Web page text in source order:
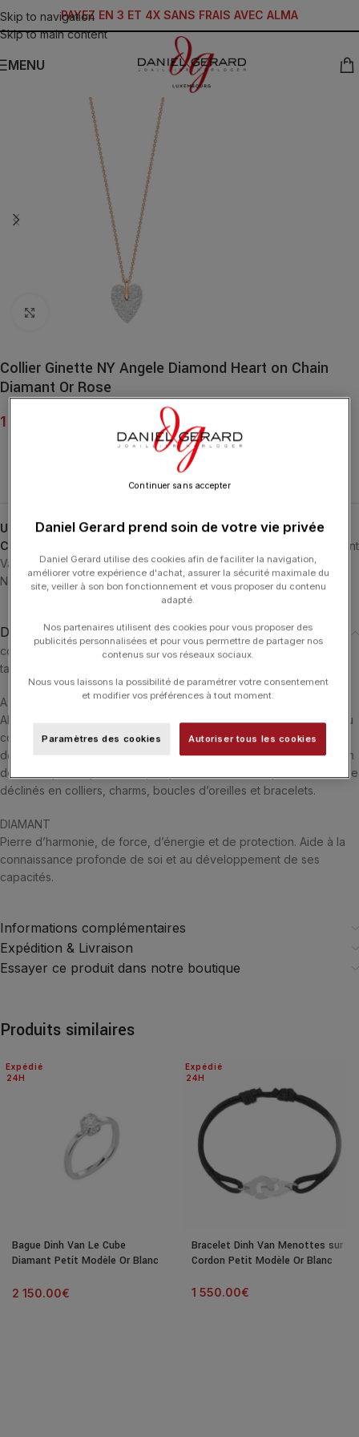
Skip to navigation
Skip to main content
PAYEZ EN 3 ET 4X SANS FRAIS AVEC ALMA
MENU
Click to enlarge
Collier Ginette NY Angele Diamond Heart on Chain
Diamant Or Rose
1 370.00
UGS :
AN3D
Catégories :
Bijoux Saint
Valentin, Colliers, Colliers & Sautoirs, ÉVÈNEMENT, GINETTE NY
Noël
PROMOTIONS, Saint Valentin Twenty, Typologies
Description
collier or rose 18 carats et diamants (0,19 ct), 43 cm
taille du motif : 10 mm
A special place in her heart
ANGELE est le nom d’une femme du village de Frédérique, situé au
cœur des montagnes corses. Un endroit cher à son cœur. La terre
de ses origines. Brute et brûlante. Claire et obscure. Une collection
de cœurs, en onyx et en or, ou pavé de diamants que l’on retrouve
déclinés en colliers, charms, boucles d’oreilles et bracelets.
DIAMANT
Pierre d’harmonie, de force, d’énergie et de protection. Aide à la
connaissance profonde de soi et au développement de ses
capacités.
Informations complémentaires
Expédition & Livraison
Essayer ce produit dans notre boutique
Produits similaires
24H
Expédié
Bague Dinh Van Le Cube
Diamant Petit Modèle Or Blanc
2 150.00€
24H
Expédié
Bracelet Dinh Van Menottes sur
Cordon Petit Modèle Or Blanc
1 550.00€
Daniel Gerard prend soin de votre vie privée
Daniel Gerard utilise des cookies afin de faciliter la navigation,
améliorer votre expérience d'achat, assurer la sécurité maximale du
site, veiller à son bon fonctionnement et vous proposer du contenu
adapté.
Nos partenaires utilisent des cookies pour vous proposer des
publicités personnalisées et pour vous permettre de partager nos
contenus sur vos réseaux sociaux.
Nous vous laissons la possibilité de paramétrer votre consentement
et modifier vos préférences à tout moment.
Paramètres des cookies Autoriser tous les cookies
Continuer sans accepter